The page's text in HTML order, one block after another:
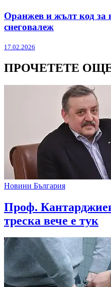
Оранжев и жълт код за
снеговалеж
17.02.2026
ПРОЧЕТЕТЕ
Новини България
Проф.
треска вече е тук